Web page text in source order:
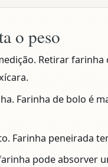
o peso
Retirar farinha
Farinha de bolo é
Farinha peneirada
pode absorver